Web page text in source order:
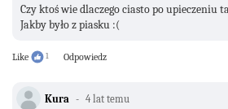
Czy ktoś wie dlaczego ciasto po upieczeniu
Jakby było z piasku :(
Like 1 Odpowiedz
Kura 4 lat temu